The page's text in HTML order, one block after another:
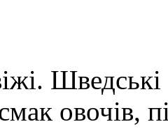
овочів,